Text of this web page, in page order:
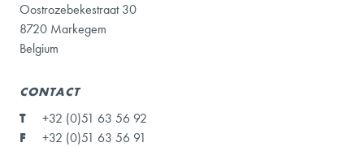
Oostrozebekestraat 30
8720 Markegem
Belgium
CONTACT
T
+32 (0)51 63 56 92
F
+32 (0)51 63 56 91